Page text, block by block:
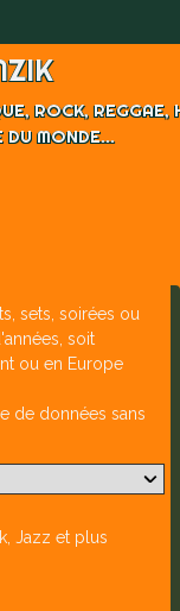
ROCK, REGGAE,
DU MONDE...
sets, soirées ou
soit
ou en Europe
de données sans
Jazz et plus